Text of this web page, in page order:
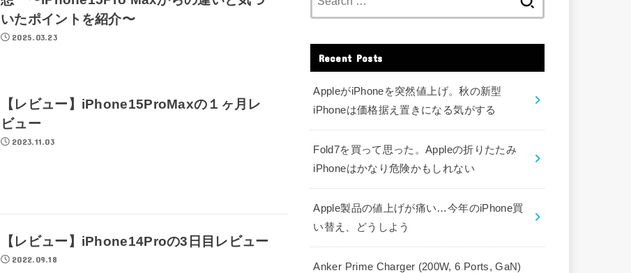
いたポイントを紹介〜
2025.03.23
【レビュー】iPhone15ProMaxの１ヶ月レ
ビュー
2023.11.03
【レビュー】iPhone14Proの3日目レビュー
2022.09.18
Recent Posts
AppleがiPhoneを突然値上げ。秋の新型
iPhoneは価格据え置きになる気がする
Fold7を買って思った。Appleの折りたたみ
iPhoneはかなり危険かもしれない
Apple製品の値上げが痛い…今年のiPhone買
い替え、どうしよう
Anker Prime Charger (200W, 6 Ports, GaN)